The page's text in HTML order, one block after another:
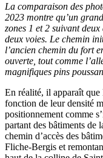
La comparaison des
2023 montre qu’un
zones 1 et 2 suivant
deux voies. Le chemin
l’ancien chemin du fort
ouverte, tout comme
magnifiques pins
En réalité, il apparaît que
fonction de leur densité
positionnement comme
partant des bâtiments de
chemin d’accès des
Fliche-Bergis et